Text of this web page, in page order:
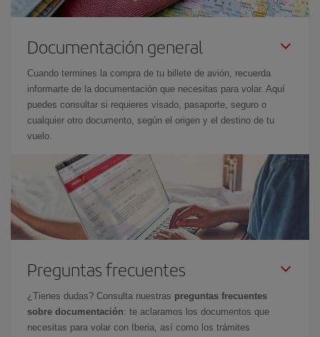
Documentación general
Cuando termines la compra de tu billete de avión, recuerda
informarte de la documentación que necesitas para volar. Aquí
puedes consultar si requieres visado, pasaporte, seguro o
cualquier otro documento, según el origen y el destino de tu
vuelo.
Preguntas frecuentes
¿Tienes dudas? Consulta nuestras preguntas frecuentes
sobre documentación: te aclaramos los documentos que
necesitas para volar con Iberia, así como los trámites